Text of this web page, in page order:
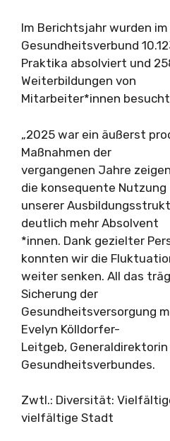
Im Berichtsjahr wurden im
Gesundheitsverbund
Praktika absolviert und
Weiterbildungen von
Mitarbeiter*innen
„2025 war ein äußerst
Maßnahmen der
vergangenen Jahre
die konsequente Nutzung
unserer
deutlich mehr Absolvent
*innen. Dank gezielter
konnten wir die
weiter senken. All das
Sicherung der
Gesundheitsversorgung
Evelyn Kölldorfer-
Leitgeb, Generaldirektorin
Gesundheitsverbundes.
Zwtl.: Diversität:
vielfältige Stadt